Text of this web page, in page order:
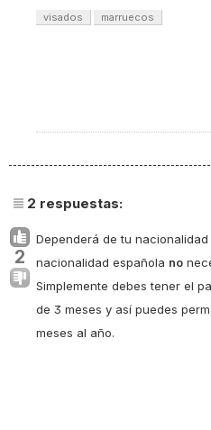
visados marruecos
2 respuestas:
2
Dependerá de tu
nacionalidad española no
Simplemente debes tener el
de 3 meses y así puedes
meses al año.